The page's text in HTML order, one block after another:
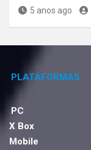
5 anos ago
PLATAFORMAS
PC
X Box
Mobile